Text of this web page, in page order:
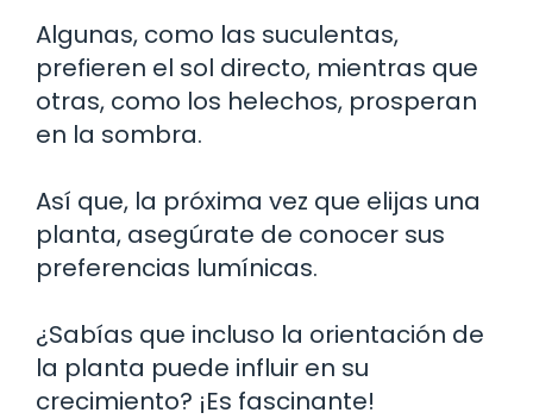
Algunas, como las suculentas,
prefieren el sol directo, mientras que
otras, como los helechos, prosperan
en la sombra.
Así que, la próxima vez que elijas una
planta, asegúrate de conocer sus
preferencias lumínicas.
¿Sabías que incluso la orientación de
la planta puede influir en su
crecimiento? ¡Es fascinante!